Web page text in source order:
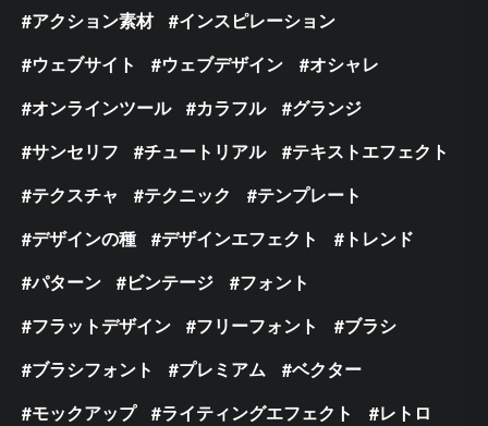
アクション素材
インスピレーション
ウェブサイト
ウェブデザイン
オシャレ
オンラインツール
カラフル
グランジ
サンセリフ
チュートリアル
テキストエフェクト
テクスチャ
テクニック
テンプレート
デザインの種
デザインエフェクト
トレンド
パターン
ビンテージ
フォント
フラットデザイン
フリーフォント
ブラシ
ブラシフォント
プレミアム
ベクター
モックアップ
ライティングエフェクト
レトロ